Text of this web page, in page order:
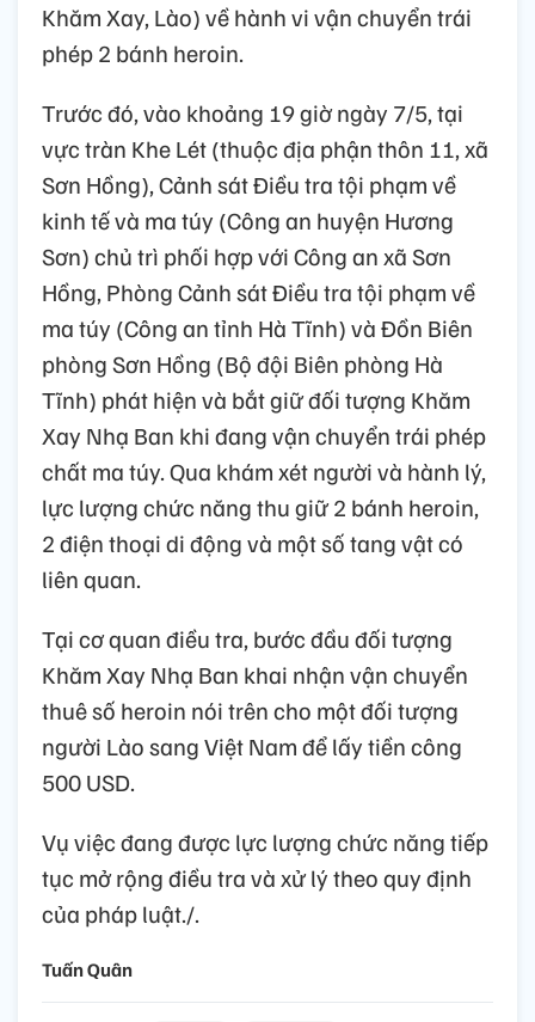
Khăm Xay, Lào) về hành vi vận chuyển trái
phép 2 bánh heroin.
Trước đó, vào khoảng 19 giờ ngày 7/5, tại
vực tràn Khe Lét (thuộc địa phận thôn 11, xã
Sơn Hồng), Cảnh sát Điều tra tội phạm về
kinh tế và ma túy (Công an huyện Hương
Sơn) chủ trì phối hợp với Công an xã Sơn
Hồng, Phòng Cảnh sát Điều tra tội phạm về
ma túy (Công an tỉnh Hà Tĩnh) và Đồn Biên
phòng Sơn Hồng (Bộ đội Biên phòng Hà
Tĩnh) phát hiện và bắt giữ đối tượng Khăm
Xay Nhạ Ban khi đang vận chuyển trái phép
chất ma túy. Qua khám xét người và hành lý,
lực lượng chức năng thu giữ 2 bánh heroin,
2 điện thoại di động và một số tang vật có
liên quan.
Tại cơ quan điều tra, bước đầu đối tượng
Khăm Xay Nhạ Ban khai nhận vận chuyển
thuê số heroin nói trên cho một đối tượng
người Lào sang Việt Nam để lấy tiền công
500 USD.
Vụ việc đang được lực lượng chức năng tiếp
tục mở rộng điều tra và xử lý theo quy định
của pháp luật./.
Tuấn Quân